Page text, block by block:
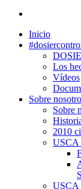
Inicio
Los
Vídeos
Sobre
Sobre
2010
USCA
USCA